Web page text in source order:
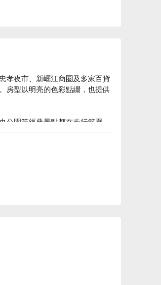
孝夜市、新崛江商圈及多家百貨
房型以明亮的色彩點綴，也提供
公園等經典景點都在步行範圍
個角落。旅途中感受溫馨舒適的
立刻查看⬇︎